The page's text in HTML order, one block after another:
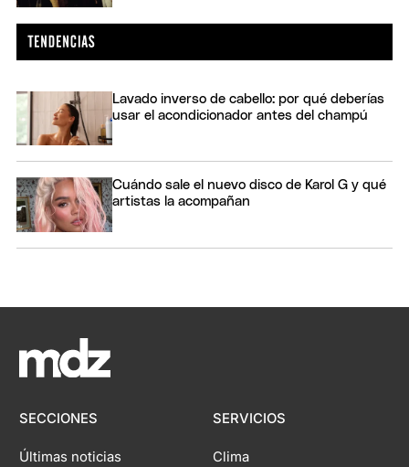
Lavado inverso de cabello: por qué deberías
usar el acondicionador antes del champú
Cuándo sale el nuevo disco de Karol G y qué
artistas la acompañan
SECCIONES
Últimas noticias
SERVICIOS
Clima